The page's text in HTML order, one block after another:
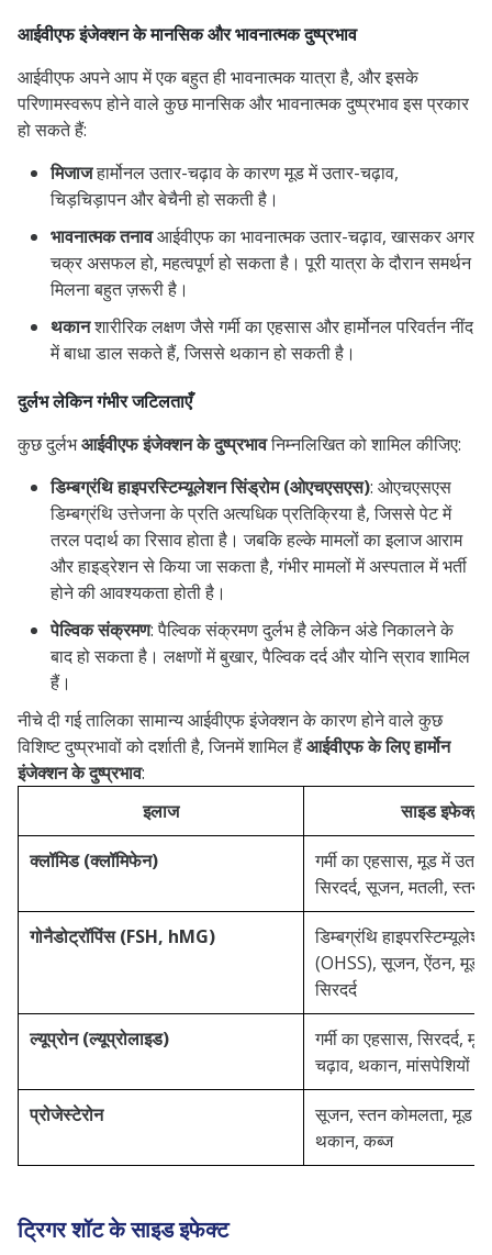
आईवीएफ इंजेक्शन के मानसिक और भावनात्मक दुष्प्रभाव
आईवीएफ अपने आप में एक बहुत ही भावनात्मक यात्रा है, और इसके
परिणामस्वरूप होने वाले कुछ मानसिक और भावनात्मक दुष्प्रभाव इस प्रकार
हो सकते हैं:
मिजाजहार्मोनल उतार-चढ़ाव के कारण मूड में उतार-चढ़ाव,
चिड़चिड़ापन और बेचैनी हो सकती है।
भावनात्मक तनावआईवीएफ का भावनात्मक उतार-चढ़ाव, खासकर अगर
चक्र असफल हो, महत्वपूर्ण हो सकता है। पूरी यात्रा के दौरान समर्थन
मिलना बहुत ज़रूरी है।
थकानशारीरिक लक्षण जैसे गर्मी का एहसास और हार्मोनल परिवर्तन नींद
में बाधा डाल सकते हैं, जिससे थकान हो सकती है।
दुर्लभ लेकिन गंभीर जटिलताएँ
कुछ दुर्लभआईवीएफ इंजेक्शन के दुष्प्रभावनिम्नलिखित को शामिल कीजिए:
डिम्बग्रंथि हाइपरस्टिम्यूलेशन सिंड्रोम (ओएचएसएस): ओएचएसएस
डिम्बग्रंथि उत्तेजना के प्रति अत्यधिक प्रतिक्रिया है, जिससे पेट में
तरल पदार्थ का रिसाव होता है। जबकि हल्के मामलों का इलाज आराम
और हाइड्रेशन से किया जा सकता है, गंभीर मामलों में अस्पताल में भर्ती
होने की आवश्यकता होती है।
पेल्विक संक्रमण: पैल्विक संक्रमण दुर्लभ है लेकिन अंडे निकालने के
बाद हो सकता है। लक्षणों में बुखार, पैल्विक दर्द और योनि स्राव शामिल
हैं।
नीचे दी गई तालिका सामान्य आईवीएफ इंजेक्शन के कारण होने वाले कुछ
विशिष्ट दुष्प्रभावों को दर्शाती है, जिनमें शामिल हैंआईवीएफ के लिए हार्मोन
इंजेक्शन के दुष्प्रभाव:
इलाज
साइड इफेक्ट्स
क्लॉमिड (क्लॉमिफेन)
गर्मी का एहसास, मूड में
सिरदर्द, सूजन, मतली, स्तन
गोनैडोट्रॉपिंस (FSH, hMG)
डिम्बग्रंथि
(OHSS), सूजन, ऐंठन, मूड
सिरदर्द
ल्यूप्रोन (ल्यूप्रोलाइड)
गर्मी का एहसास, सिरदर्द,
चढ़ाव, थकान, मांसपेशियों
प्रोजेस्टेरोन
सूजन, स्तन कोमलता, मूड में
थकान, कब्ज
ट्रिगर शॉट के साइड इफेक्ट